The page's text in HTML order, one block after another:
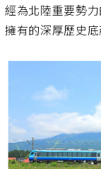
經為北陸重要勢
擁有的深厚歷史